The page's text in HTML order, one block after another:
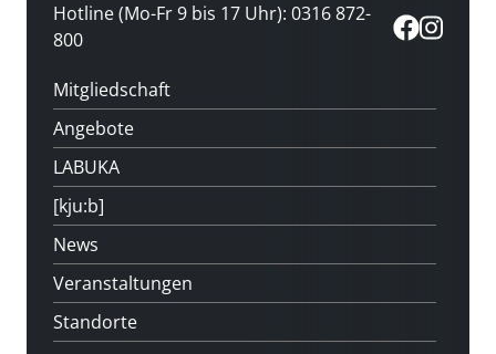
Hotline (Mo-Fr 9 bis 17 Uhr): 0316 872-
800
Mitgliedschaft
Angebote
LABUKA
[kju:b]
News
Veranstaltungen
Standorte